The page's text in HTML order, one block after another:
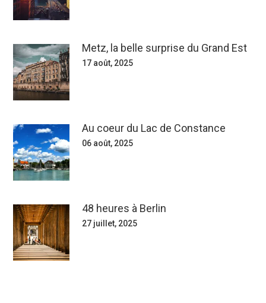
Metz, la belle surprise du Grand Est
17 août, 2025
Au coeur du Lac de Constance
06 août, 2025
48 heures à Berlin
27 juillet, 2025